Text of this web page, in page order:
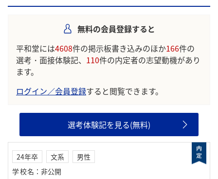
無料の会員登録すると
平和堂には4608件の掲示板書き込みのほか166件の
選考・面接体験記、 110件の内定者の志望動機があり
ます。
ログイン／会員登録すると閲覧できます。
選考体験記を見る(無料)
24年卒 文系
男性
学校名 ： 非公開